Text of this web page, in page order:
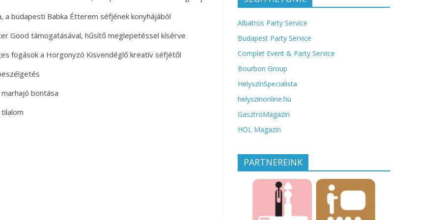
budapesti Babka Étterem séfjének konyhájából
Good támogatásával, hűsítő meglepetéssel kísérve
fogások a Horgonyzó Kisvendéglő kreatív séfjétől
bontása
Albatros Party Service
Budapest Party Service
Complet Event & Party Service
Bourbon Group
HelyszínSpecialista
helyszinonline.hu
GasztroMagazin
HOL Magazin
PARTNEREINK